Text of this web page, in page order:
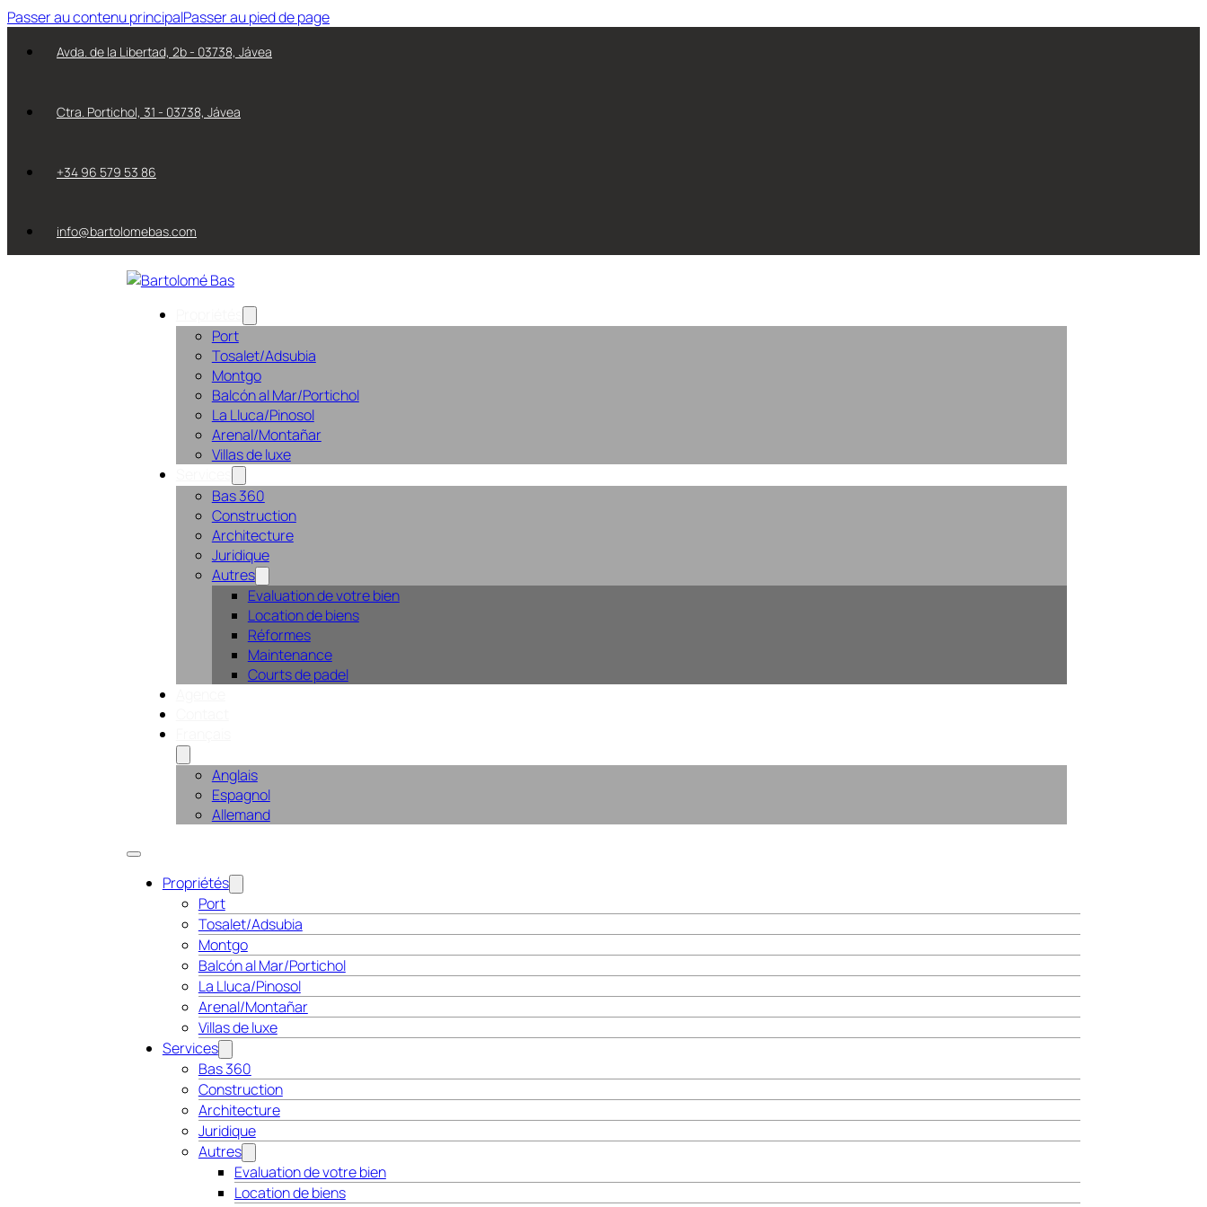
Passer au contenu principalPasser au pied de page
Avda. de la Libertad, 2b - 03738, Jávea
Ctra. Portichol, 31 - 03738, Jávea
+34 96 579 53 86
info@bartolomebas.com
Port
Tosalet/Adsubia
Montgo
Balcón al Mar/Portichol
La Lluca/Pinosol
Arenal/Montañar
Villas de luxe
Bas 360
Construction
Architecture
Juridique
Autres
Evaluation de votre bien
Location de biens
Réformes
Maintenance
Courts de padel
Anglais
Espagnol
Allemand
Propriétés
Port
Tosalet/Adsubia
Montgo
Balcón al Mar/Portichol
La Lluca/Pinosol
Arenal/Montañar
Villas de luxe
Services
Bas 360
Construction
Architecture
Juridique
Autres
Evaluation de votre bien
Location de biens